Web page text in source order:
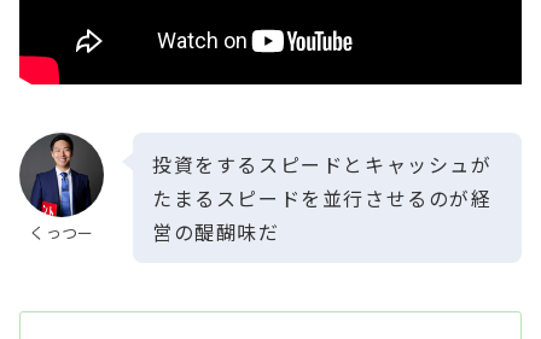
くっつー
投資をするスピードとキャッシュが
たまるスピードを並行させるのが経
営の醍醐味だ